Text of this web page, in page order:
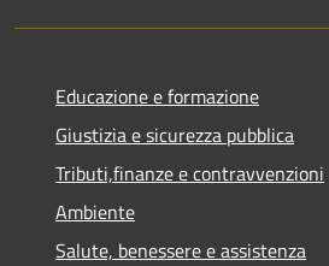
Educazione e formazione
Giustizia e sicurezza pubblica
Tributi,finanze e contravvenzioni
Ambiente
Salute, benessere e assistenza